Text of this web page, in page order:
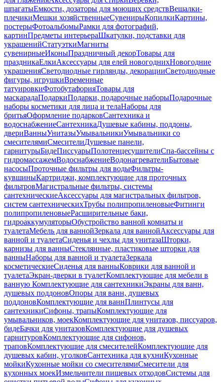
шпагатыЕмкости, дозаторы для моющих средствВешалки-
плечикиМешки хозяйственныеСувенирыКопилкиКартины,
постерыФотоальбомыРамки для фотографий,
картинПредметы интерьераШкатулки, подставки для
украшенийСтатуэткиМагниты
сувенирныеИконыПраздничный декорТовары для
праздникаЕлкиАксессуары для елей новогоднихНовогодние
украшенияСветодиодные гирлянды, декорацииСветодиодные
фигуры, игрушкиВременные
татуировкиФотобутафорияТовары для
маскарадаПодаркиПодарки, подарочные наборыПодарочные
наборы косметики для лица и телаНаборы для
бритьяОформление подарковСантехника и
водоснабжениеСантехникаДушевые кабины, поддоны,
двериВанныУнитазыУмывальникиУмывальники со
смесителямиСмесителиДушевые панели,
гарнитурыБидеПиссуарыПолотенцесушителиСпа-бассейны с
гидромассажемВодоснабжениеВодонагревателиБытовые
насосыПроточные фильтры для водыФильтры-
кувшиныКартриджи, комплектующие для проточных
фильтровМагистральные фильтры, системы
сантехническиеАксессуары для магистральных фильтров,
систем сантехническихТрубы полипропиленовыеФитинги
полипропиленовыеРасширительные баки,
гидроаккумуляторыОбустройство ванной комнаты и
туалетаМебель для ваннойЗеркала для ваннойАксессуары для
ванной и туалетаСиденья и чехлы для унитазаШторки,
карнизы для ванныСтеклянные, пластиковые шторки для
ванныНаборы для ванной и туалетаЗеркала
косметическиеСиденья для ванныКоврики для ванной и
туалетаЭкран-дверки в туалетКомплектующие для мебели в
ванную Комплектующие для сантехникиЭкраны для ванн,
душевых поддоновОпоры для ванн, душевых
поддоновКомплектующие для ваннПлинтусы для
сантехникиСифоны, трапыКомплектующие для
умывальников, моекКомплектующие для унитазов, писсуаров,
бидеБачки для унитазовКомплектующие для душевых
гарнитуровКомплектующие для сифонов,
траповКомплектующие для смесителейКомплектующие для
душевых кабин, уголковСантехника для кухниКухонные
мойкиКухонные мойки со смесителямиСмесители для
кухонных моекИзмельчители пищевых отходовСистемы для